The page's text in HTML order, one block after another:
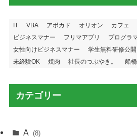
IT VBA アボカド オリオン カフェ
ビジネスマナー
フリマアプリ プログラ
女性向けビジネスマナー
学生無料研修公開
未経験OK
焼肉 社長のつぶやき。 船橋
カテゴリー
A (8)